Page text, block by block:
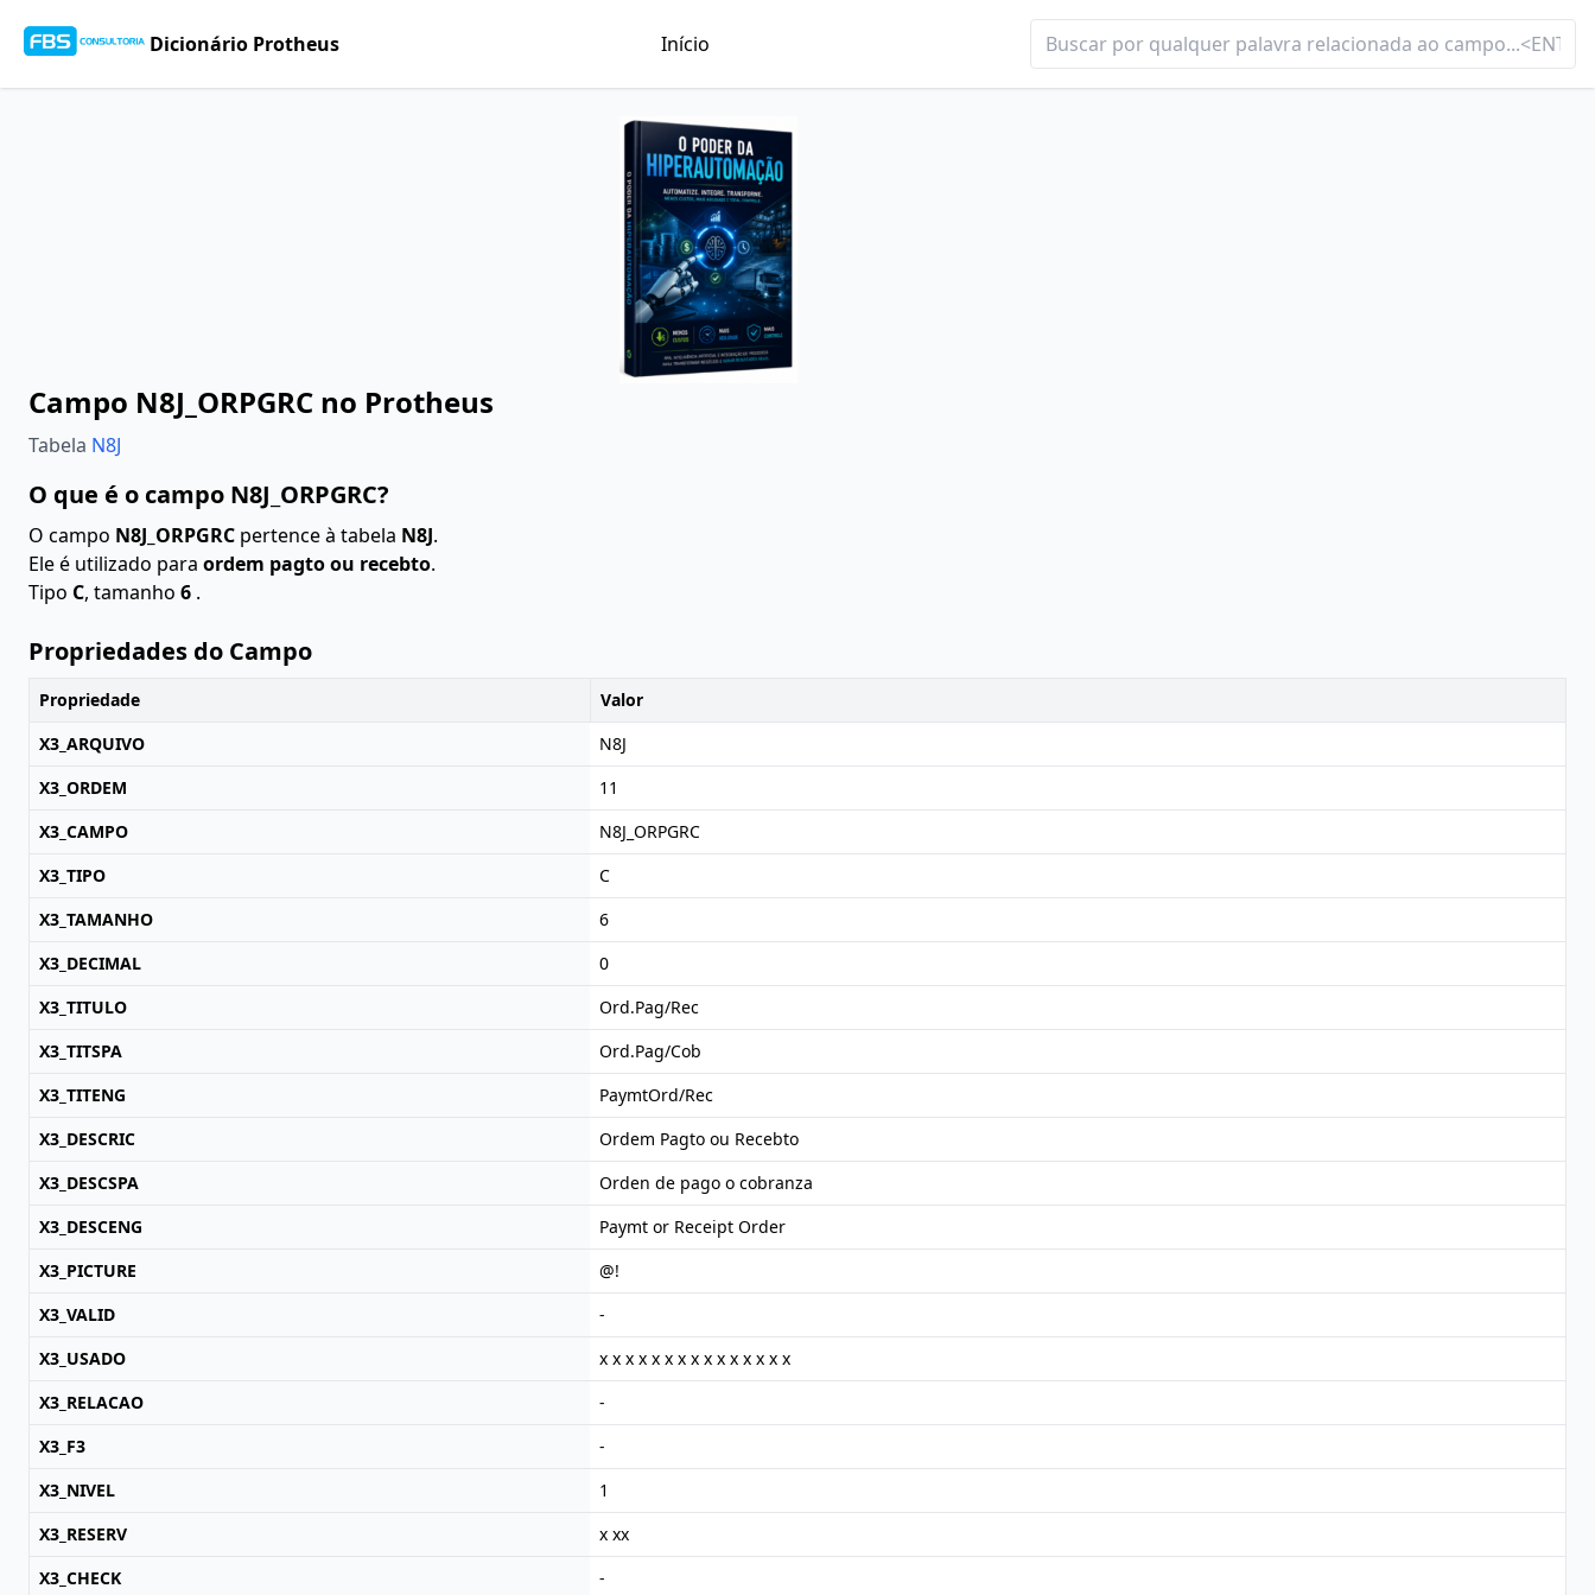
Dicionário Protheus Início
Campo N8J_ORPGRC no Protheus
Tabela N8J
O que é o campo N8J_ORPGRC?
O campo N8J_ORPGRC pertence à tabela N8J.
Ele é utilizado para ordem pagto ou recebto.
Tipo C, tamanho 6 .
Propriedades do Campo
Propriedade
Valor
X3_ARQUIVO
N8J
X3_ORDEM
11
X3_CAMPO
N8J_ORPGRC
X3_TIPO
C
X3_TAMANHO
6
X3_DECIMAL
0
X3_TITULO
Ord.Pag/Rec
X3_TITSPA
Ord.Pag/Cob
X3_TITENG
PaymtOrd/Rec
X3_DESCRIC
Ordem Pagto ou Recebto
X3_DESCSPA
Orden de pago o cobranza
X3_DESCENG
Paymt or Receipt Order
X3_PICTURE
@!
X3_VALID
-
X3_USADO
x x x x x x x x x x x x x x x
X3_RELACAO
-
X3_F3
-
X3_NIVEL
1
X3_RESERV
x xx
X3_CHECK
-